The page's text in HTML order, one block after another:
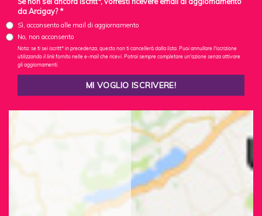
da Arcigay? *
Sì, acconsento alle mail di aggiornamento
No, non acconsento
Nota: se ti sei iscritt* in precedenza, questo non ti cancellerà dalla lista. Puoi annullare l'iscrizione
utilizzando il link fornito nelle e-mail che ricevi. Potrai sempre completare un'azione senza attivare
gli aggiornamenti.